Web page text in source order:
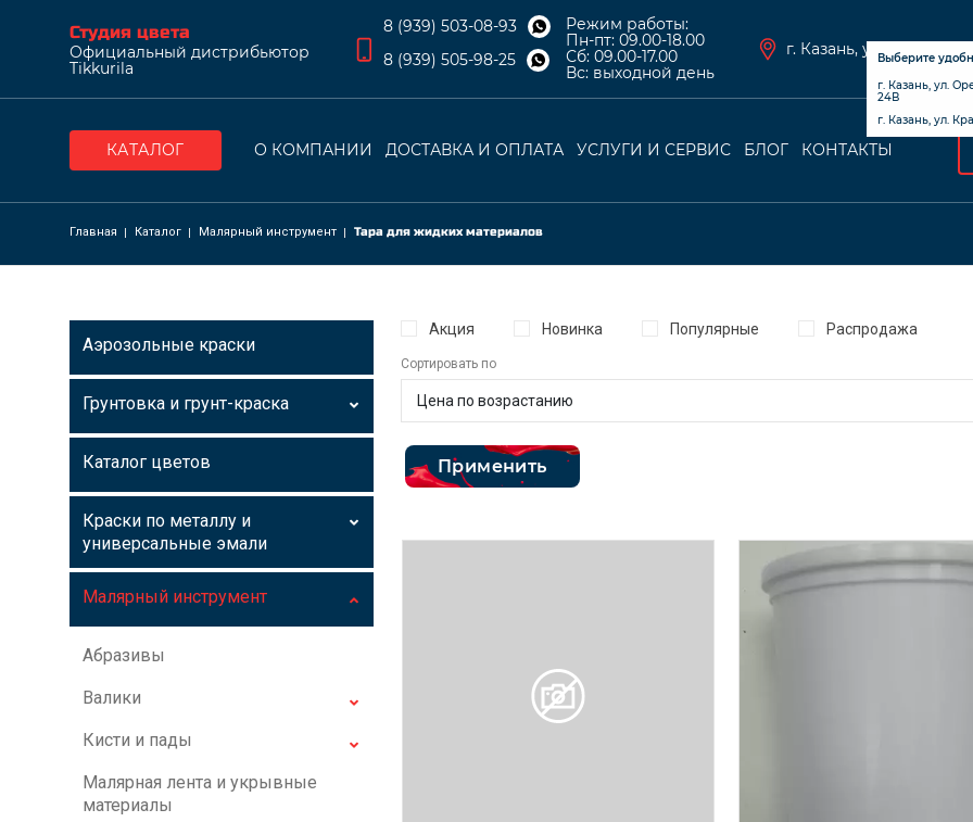
Студия цвета
Официальный дистрибьютор
Tikkurila
8 (939) 503-08-93
8 (939) 505-98-25
Режим работы:
Пн-пт: 09.00-18.00
Сб: 09.00-17.00
Вс: выходной день
г. Казань, ул.Выберите
г. Казань, ул.
24В
г. Казань, ул.
КАТАЛОГ Основная навигация
О КОМПАНИИ ДОСТАВКА И ОПЛАТА УСЛУГИ И СЕРВИС БЛОГ КОНТАКТЫ
Строка навигации
Главная Каталог Малярный инструмент Тара для жидких материалов
Аэрозольные краски
Грунтовка и грунт-краска
Каталог цветов
Краски по металлу и
универсальные эмали
Малярный инструмент
Абразивы
Валики
Кисти и пады
Малярная лента и укрывные
материалы
Акция Новинка Популярные Распродажа
Сортировать по